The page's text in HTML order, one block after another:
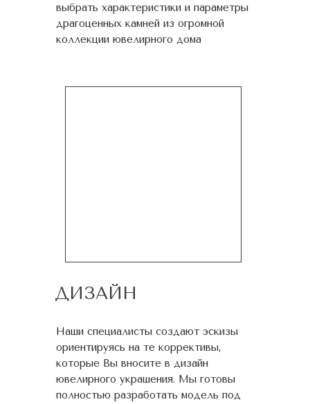
выбрать характеристики и параметры
драгоценных камней из огромной
коллекции ювелирного дома
ДИЗАЙН
Наши специалисты создают эскизы
ориентируясь на те коррективы,
которые Вы вносите в дизайн
ювелирного украшения. Мы готовы
полностью разработать модель под